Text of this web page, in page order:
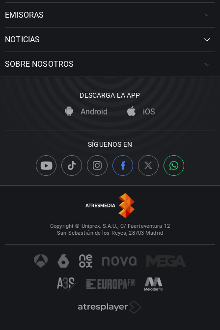
EMISORAS
NOTICIAS
SOBRE NOSOTROS
DESCARGA LA APP
Android iOS
SÍGUENOS EN
Copyright © Uniprex, S.A.U., C/ Fuerteventura 12
San Sebastián de los Reyes, 28703 Madrid